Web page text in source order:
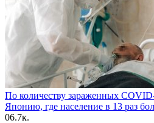
По количеству зараженных
Японию, где население в 13 раз
06.7к.